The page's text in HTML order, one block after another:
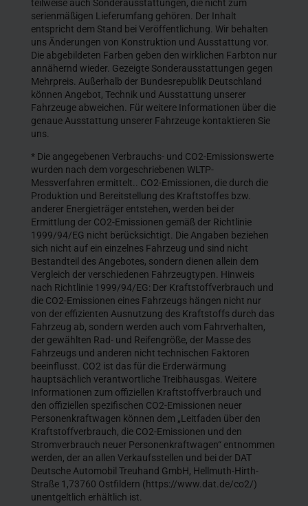
teilweise auch Sonderausstattungen, die nicht zum
serienmäßigen Lieferumfang gehören. Der Inhalt
entspricht dem Stand bei Veröffentlichung. Wir behalten
uns Änderungen von Konstruktion und Ausstattung vor.
Die abgebildeten Farben geben den wirklichen Farbton nur
annähernd wieder. Gezeigte Sonderausstattungen gegen
Mehrpreis. Außerhalb der Bundesrepublik Deutschland
können Angebot, Technik und Ausstattung unserer
Fahrzeuge abweichen. Für weitere Informationen über die
genaue Ausstattung unserer Fahrzeuge kontaktieren Sie
uns.
* Die angegebenen Verbrauchs- und CO2-Emissionswerte
wurden nach dem vorgeschriebenen WLTP-
Messverfahren ermittelt.. CO2-Emissionen, die durch die
Produktion und Bereitstellung des Kraftstoffes bzw.
anderer Energieträger entstehen, werden bei der
Ermittlung der CO2-Emissionen gemäß der Richtlinie
1999/94/EG nicht berücksichtigt. Die Angaben beziehen
sich nicht auf ein einzelnes Fahrzeug und sind nicht
Bestandteil des Angebotes, sondern dienen allein dem
Vergleich der verschiedenen Fahrzeugtypen. Hinweis
nach Richtlinie 1999/94/EG: Der Kraftstoffverbrauch und
die CO2-Emissionen eines Fahrzeugs hängen nicht nur
von der effizienten Ausnutzung des Kraftstoffs durch das
Fahrzeug ab, sondern werden auch vom Fahrverhalten,
der gewählten Rad- und Reifengröße, der Masse des
Fahrzeugs und anderen nicht technischen Faktoren
beeinflusst. CO2 ist das für die Erderwärmung
hauptsächlich verantwortliche Treibhausgas. Weitere
Informationen zum offiziellen Kraftstoffverbrauch und
den offiziellen spezifischen CO2-Emissionen neuer
Personenkraftwagen können dem „Leitfaden über den
Kraftstoffverbrauch, die CO2-Emissionen und den
Stromverbrauch neuer Personenkraftwagen“ entnommen
werden, der an allen Verkaufsstellen und bei der DAT
Deutsche Automobil Treuhand GmbH, Hellmuth-Hirth-
Straße 1,73760 Ostfildern (https://www.dat.de/co2/)
unentgeltlich erhältlich ist.